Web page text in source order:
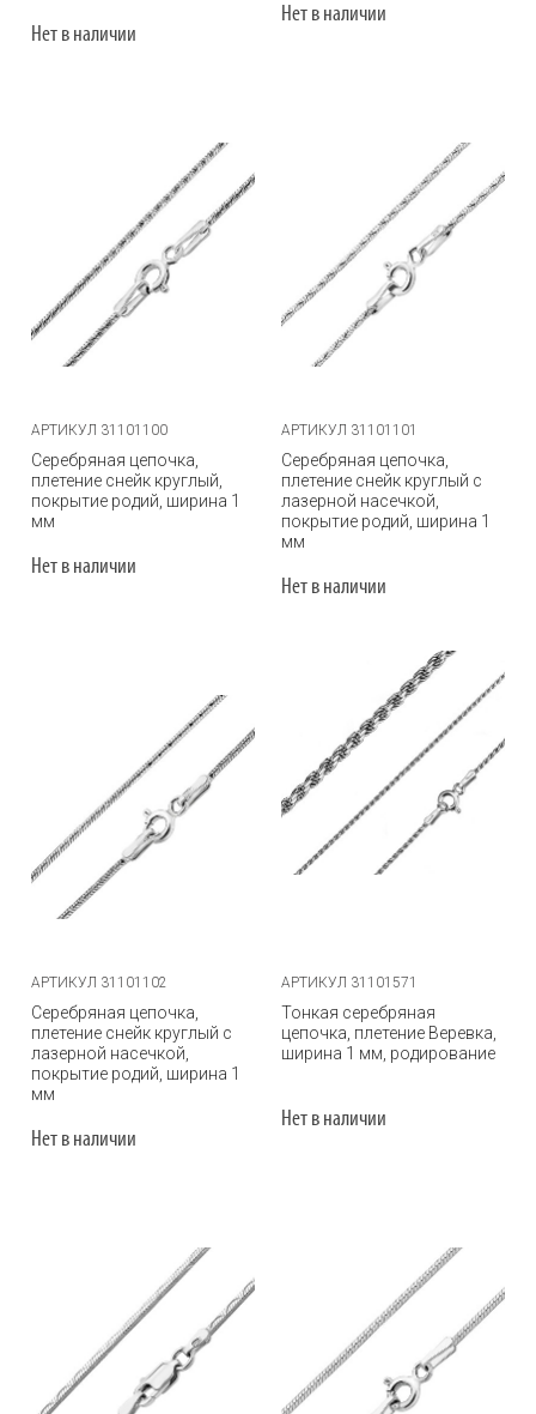
Нет в наличии
Нет в наличии
АРТИКУЛ 31101100
Серебряная цепочка,
плетение снейк круглый,
покрытие родий, ширина 1
мм
Нет в наличии
АРТИКУЛ 31101101
Серебряная цепочка,
плетение снейк круглый с
лазерной насечкой,
покрытие родий, ширина 1
мм
Нет в наличии
АРТИКУЛ 31101102
Серебряная цепочка,
плетение снейк круглый с
лазерной насечкой,
покрытие родий, ширина 1
мм
Нет в наличии
АРТИКУЛ 31101571
Тонкая серебряная
цепочка, плетение Веревка,
ширина 1 мм, родирование
Нет в наличии